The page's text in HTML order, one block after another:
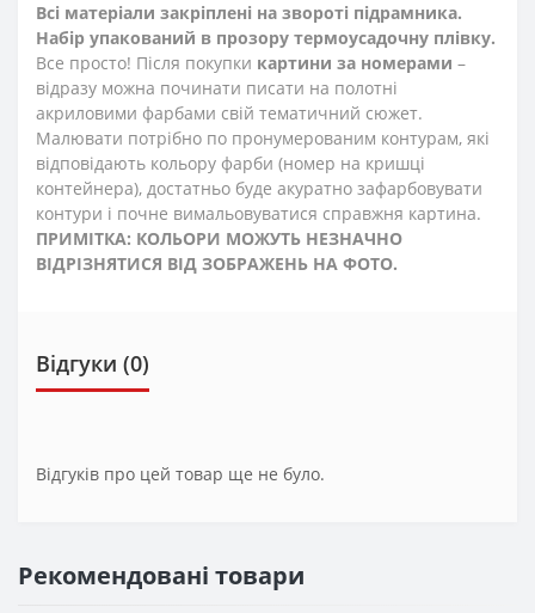
Всі матеріали закріплені на звороті підрамника.
Набір упакований в прозору термоусадочну плівку.
Все просто! Після покупки картини за номерами –
відразу можна починати писати на полотні
акриловими фарбами свій тематичний сюжет.
Малювати потрібно по пронумерованим контурам, які
відповідають кольору фарби (номер на кришці
контейнера), достатньо буде акуратно зафарбовувати
контури і почне вимальовуватися справжня картина.
ПРИМІТКА: КОЛЬОРИ МОЖУТЬ НЕЗНАЧНО
ВІДРІЗНЯТИСЯ ВІД ЗОБРАЖЕНЬ НА ФОТО.
Відгуки (0)
Відгуків про цей товар ще не було.
Рекомендовані товари